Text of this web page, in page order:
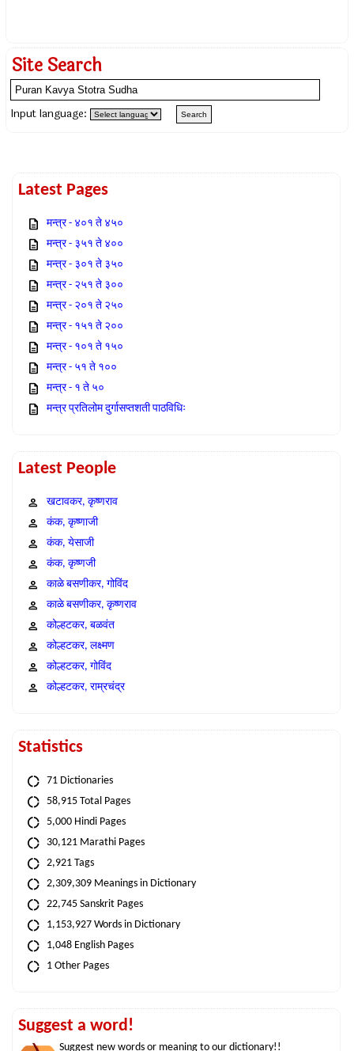
Site Search
Input language:
Latest Pages
मन्त्र - ४०१ ते ४५०
मन्त्र - ३५१ ते ४००
मन्त्र - ३०१ ते ३५०
मन्त्र - २५१ ते ३००
मन्त्र - २०१ ते २५०
मन्त्र - १५१ ते २००
मन्त्र - १०१ ते १५०
मन्त्र - ५१ ते १००
मन्त्र - १ ते ५०
मन्त्र प्रतिलोम दुर्गासप्तशती पाठविधिः
Latest People
खटावकर, कृष्णराव
कंक, कृष्णाजी
कंक, येसाजी
कंक, कृष्णजी
काळे बसणीकर, गोविंद
काळे बसणीकर, कृष्णराव
कोल्हटकर, बळवंत
कोल्हटकर, लक्ष्मण
कोल्हटकर, गोविंद
कोल्हटकर, राम्रचंद्र
Statistics
71 Dictionaries
58,915 Total Pages
5,000 Hindi Pages
30,121 Marathi Pages
2,921 Tags
2,309,309 Meanings in Dictionary
22,745 Sanskrit Pages
1,153,927 Words in Dictionary
1,048 English Pages
1 Other Pages
Suggest a word!
Suggest new words or meaning to our dictionary!!